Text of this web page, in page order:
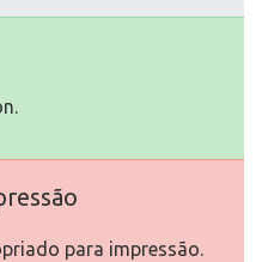
para impressão.